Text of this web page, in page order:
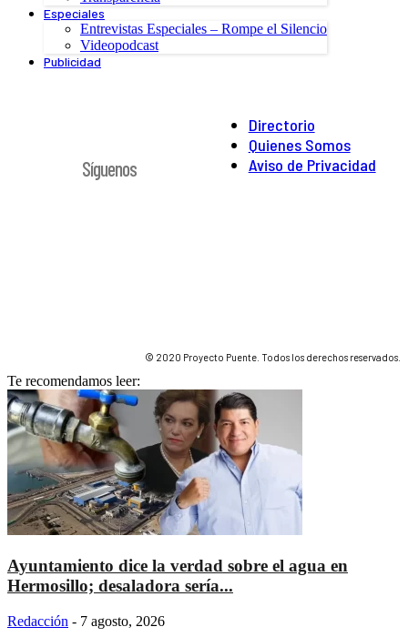
Especiales
Entrevistas Especiales – Rompe el Silencio
Videopodcast
Publicidad
Directorio
Quienes Somos
Aviso de Privacidad
Síguenos
© 2020 Proyecto Puente. Todos los derechos reservados.
Te recomendamos leer:
Ayuntamiento dice la verdad sobre el agua en
Hermosillo; desaladora sería...
Redacción - 7 agosto, 2026